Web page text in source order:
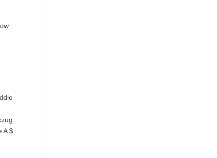
A $